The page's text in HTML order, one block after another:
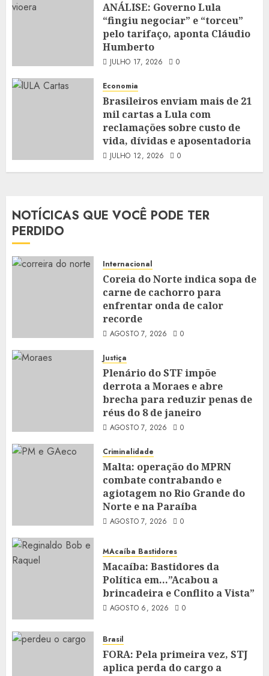
ANÁLISE: Governo Lula
“fingiu negociar” e “torceu”
pelo tarifaço, aponta Cláudio
Humberto
JULHO 17, 2026 0
Economia
Brasileiros enviam mais de 21
mil cartas a Lula com
reclamações sobre custo de
vida, dívidas e aposentadoria
JULHO 12, 2026 0
NOTÍCICAS QUE VOCÊ PODE TER
PERDIDO
Internacional
Coreia do Norte indica sopa de
carne de cachorro para
enfrentar onda de calor
recorde
AGOSTO 7, 2026 0
Justiça
Plenário do STF impõe
derrota a Moraes e abre
brecha para reduzir penas de
réus do 8 de janeiro
AGOSTO 7, 2026 0
Criminalidade
Malta: operação do MPRN
combate contrabando e
agiotagem no Rio Grande do
Norte e na Paraíba
AGOSTO 7, 2026 0
MAcaíba Bastidores
Macaíba: Bastidores da
Política em…”Acabou a
brincadeira e Conflito a Vista”
AGOSTO 6, 2026 0
Brasil
FORA: Pela primeira vez, STJ
aplica perda do cargo a